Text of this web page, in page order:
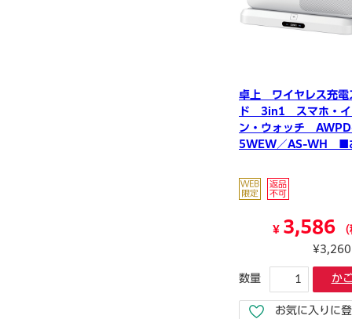
卓上 ワイヤレス充電
ド 3in1 スマホ・イ
ン・ウォッチ
5WEW／AS-WH ■
¥ 3,586
数量 か
お気に入りに